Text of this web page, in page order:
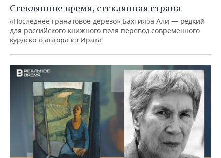
Стеклянное время, стеклянная страна
«Последнее гранатовое дерево» Бахтияра Али — редкий
для российского книжного поля перевод современного
курдского автора из Ирака